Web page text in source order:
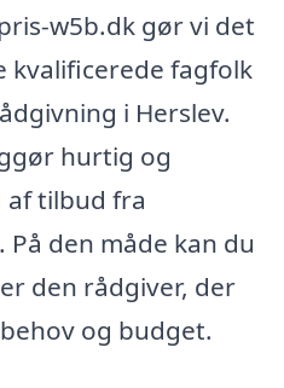
w5b.dk gør vi det
kvalificerede fagfolk
i Herslev.
hurtig og
tilbud fra
den måde kan du
den rådgiver, der
og budget.